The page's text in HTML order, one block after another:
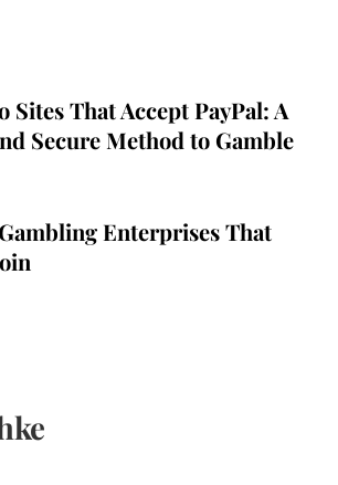
Sites That Accept PayPal: A
Secure Method to Gamble
Enterprises That